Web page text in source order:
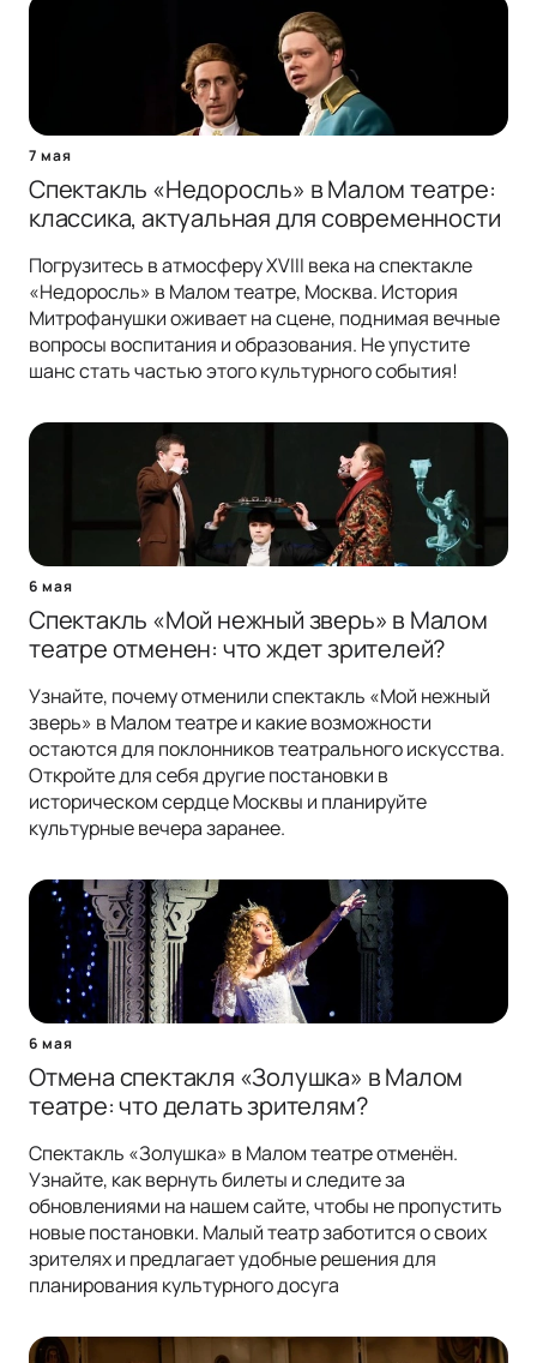
7 мая
Спектакль «Недоросль» в Малом театре:
классика, актуальная для современности
Погрузитесь в атмосферу XVIII века на спектакле
«Недоросль» в Малом театре, Москва. История
Митрофанушки оживает на сцене, поднимая вечные
вопросы воспитания и образования. Не упустите
шанс стать частью этого культурного события!
6 мая
Спектакль «Мой нежный зверь» в Малом
театре отменен: что ждет зрителей?
Узнайте, почему отменили спектакль «Мой нежный
зверь» в Малом театре и какие возможности
остаются для поклонников театрального искусства.
Откройте для себя другие постановки в
историческом сердце Москвы и планируйте
культурные вечера заранее.
6 мая
Отмена спектакля «Золушка» в Малом
театре: что делать зрителям?
Спектакль «Золушка» в Малом театре отменён.
Узнайте, как вернуть билеты и следите за
обновлениями на нашем сайте, чтобы не пропустить
новые постановки. Малый театр заботится о своих
зрителях и предлагает удобные решения для
планирования культурного досуга